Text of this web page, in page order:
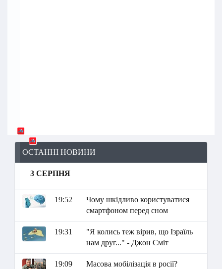
ОСТАННІ НОВИНИ
3 СЕРПНЯ
19:52
Чому шкідливо користуватися
смартфоном перед сном
19:31
"Я колись теж вірив, що Ізраїль
нам друг..." - Джон Сміт
19:09
Масова мобілізація в росії?